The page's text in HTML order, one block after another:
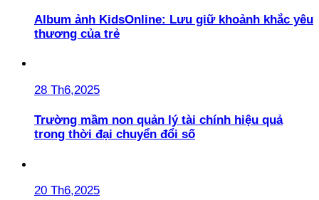
Album ảnh KidsOnline: Lưu giữ khoảnh khắc yêu
thương của trẻ
28 Th6,2025
Trường mầm non quản lý tài chính hiệu quả
trong thời đại chuyển đổi số
20 Th6,2025